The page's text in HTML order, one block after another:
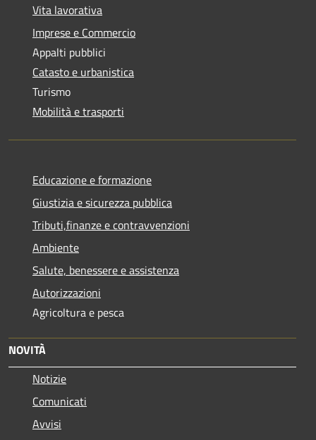
Vita lavorativa
Imprese e Commercio
Appalti pubblici
Catasto e urbanistica
Turismo
Mobilità e trasporti
Educazione e formazione
Giustizia e sicurezza pubblica
Tributi,finanze e contravvenzioni
Ambiente
Salute, benessere e assistenza
Autorizzazioni
Agricoltura e pesca
NOVITÀ
Notizie
Comunicati
Avvisi